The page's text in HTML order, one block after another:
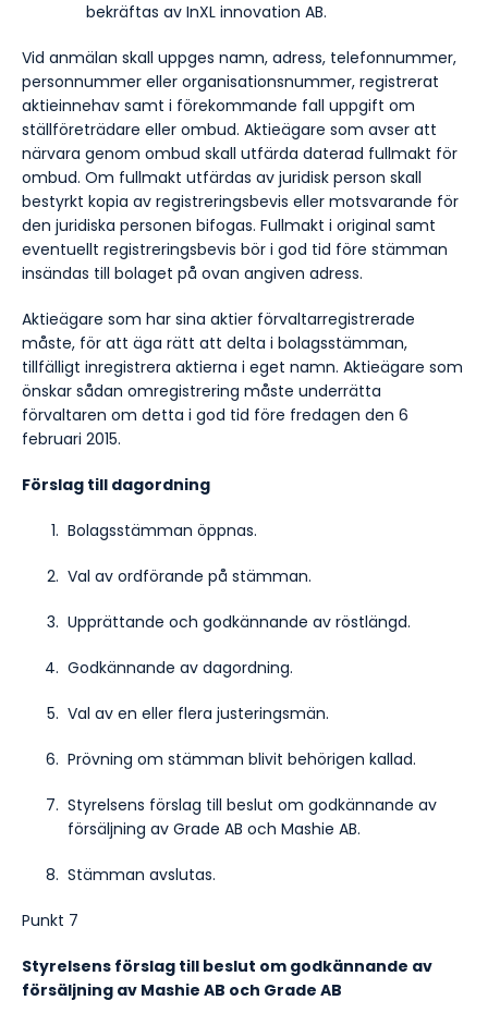
bekräftas av InXL innovation AB.
Vid anmälan skall uppges namn, adress, telefonnummer,
personnummer eller organisationsnummer, registrerat
aktieinnehav samt i förekommande fall uppgift om
ställföreträdare eller ombud. Aktieägare som avser att
närvara genom ombud skall utfärda daterad fullmakt för
ombud. Om fullmakt utfärdas av juridisk person skall
bestyrkt kopia av registreringsbevis eller motsvarande för
den juridiska personen bifogas. Fullmakt i original samt
eventuellt registreringsbevis bör i god tid före stämman
insändas till bolaget på ovan angiven adress.
Aktieägare som har sina aktier förvaltarregistrerade
måste, för att äga rätt att delta i bolagsstämman,
tillfälligt inregistrera aktierna i eget namn. Aktieägare som
önskar sådan omregistrering måste underrätta
förvaltaren om detta i god tid före fredagen den 6
februari 2015.
Förslag till dagordning
Bolagsstämman öppnas.
Val av ordförande på stämman.
Upprättande och godkännande av röstlängd.
Godkännande av dagordning.
Val av en eller flera justeringsmän.
Prövning om stämman blivit behörigen kallad.
Styrelsens förslag till beslut om godkännande av
försäljning av Grade AB och Mashie AB.
Stämman avslutas.
Punkt 7
Styrelsens förslag till beslut om godkännande av
försäljning av Mashie AB och Grade AB